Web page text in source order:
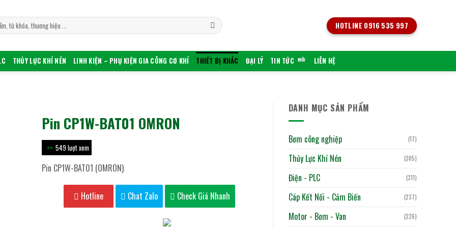
HOTLINE 0916 535 997
THỦY LỰC KHÍ NÉN LINH KIỆN – PHỤ KIỆN GIA CÔNG CƠ KHÍ THIẾT BỊ KHÁC ĐẠI LÝ TIN TỨC LIÊN HỆ
DANH MỤC SẢN PHẨM
Bơm công nghiệp (17)
Thủy Lực Khí Nén (305)
Điện - PLC (311)
Cáp Kết Nối - Cảm Biến (237)
Motor - Bơm - Van (226)
Pin CP1W-BAT01 OMRON
549 lượt xem
Pin CP1W-BAT01 (OMRON)
Hotline Chat Zalo Check Giá Nhanh